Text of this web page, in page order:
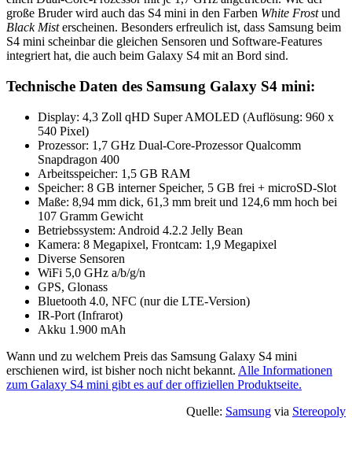
große Bruder wird auch das S4 mini in den Farben White Frostund
Black Misterscheinen. Besonders erfreulich ist, dass Samsung beim
S4 mini scheinbar die gleichen Sensoren und Software-Features
integriert hat, die auch beim Galaxy S4 mit an Bord sind.
Technische Daten des Samsung Galaxy S4 mini:
Display: 4,3 Zoll qHD Super AMOLED (Auflösung: 960 x
540 Pixel)
Prozessor: 1,7 GHz Dual-Core-Prozessor Qualcomm
Snapdragon 400
Arbeitsspeicher: 1,5 GB RAM
Speicher: 8 GB interner Speicher, 5 GB frei + microSD-Slot
Maße: 8,94 mm dick, 61,3 mm breit und 124,6 mm hoch bei
107 Gramm Gewicht
Betriebssystem: Android 4.2.2 Jelly Bean
Kamera: 8 Megapixel, Frontcam: 1,9 Megapixel
Diverse Sensoren
WiFi 5,0 GHz a/b/g/n
GPS, Glonass
Bluetooth 4.0, NFC (nur die LTE-Version)
IR-Port (Infrarot)
Akku 1.900 mAh
Wann und zu welchem Preis das Samsung Galaxy S4 mini
erschienen wird, ist bisher noch nicht bekannt. Alle Informationen
zum Galaxy S4 mini gibt es auf der offiziellen Produktseite.
Quelle: Samsung via Stereopoly